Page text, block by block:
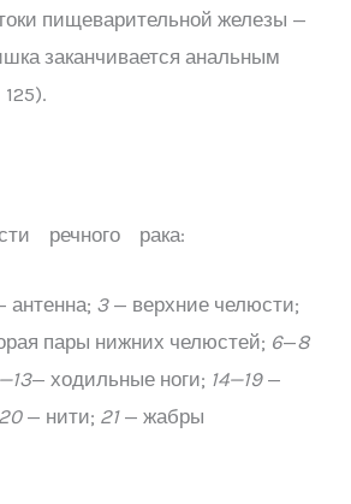
пищеварительной железы —
заканчивается анальным
речного рака:
антенна; 3— верхние челюсти;
пары нижних челюстей; 6—8
— ходильные ноги; 14—19—
20— нити; 21— жабры